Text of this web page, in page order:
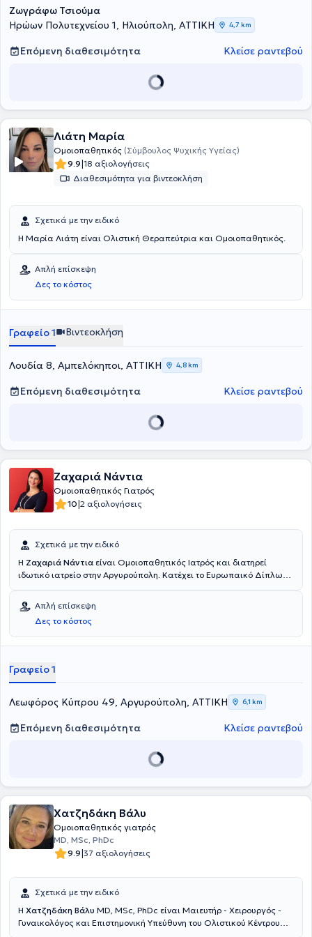
Πανεπιστημίου Αθηνών. Τέλος, έχει παρακολουθήσει το πρόγραμμα
εκπαίδευσης στην Κλασική Ομοιοπαθητική και έχει λάβει, κατόπιν
εξετάσεων, το αντίστοιχο δίπλωμα της Ελληνικής Εταιρείας
Ομοιοπαθητικής Ιατρικής.
Ζωγράφω Τσιούμα
Ηρώων Πολυτεχνείου 1, Ηλιούπολη, ΑΤΤΙΚΗ
4,7 km
Επόμενη διαθεσιμότητα Κλείσε ραντεβού
Λιάτη Μαρία
Ομοιοπαθητικός (Σύμβουλος Ψυχικής Υγείας)
9.9|18 αξιολογήσεις
Διαθεσιμότητα για βιντεοκλήση
Σχετικά με την ειδικό
Η Μαρία Λιάτη είναι Ολιστική Θεραπεύτρια και Ομοιοπαθητικός.
Απλή επίσκεψη
Δες το κόστος
Γραφείο 1 Βιντεοκλήση
Λουδία 8, Αμπελόκηποι, ΑΤΤΙΚΗ 4,8 km
Επόμενη διαθεσιμότητα Κλείσε ραντεβού
Ζαχαριά Νάντια
Ομοιοπαθητικός Γιατρός
10|2 αξιολογήσεις
Σχετικά με την ειδικό
Η Ζαχαριά Νάντια είναι Ομοιοπαθητικός Ιατρός και διατηρεί
ιδωτικό ιατρείο στην Αργυρούπολη. Κατέχει το Ευρωπαικό Δίπλωμα
Οδοντιατρικής Σχολής του Εθνικού και Καποδιστριακού
Πανεπιστημίου Αθηνών. Είναι μέλος της Παγκόσμιας
Ομοιοπαθητικής Ιατρικής Εταιρείας, της Ευρωπαϊκής Επιτροπής
για την Ομοιοπαθητική και του Οδοντιατρικού Συλλόγου Αθηνών.
της ποιότητας και των συνθηκών ζωής.
Απλή επίσκεψη
Δες το κόστος
Γραφείο 1
Λεωφόρος Κύπρου 49, Αργυρούπολη, ΑΤΤΙΚΗ 6,1 km
Επόμενη διαθεσιμότητα Κλείσε ραντεβού
Χατζηδάκη Βάλυ
Ομοιοπαθητικός γιατρός
MD, MSc, PhDc
9.9|37 αξιολογήσεις
Σχετικά με την ειδικό
Η Χατζηδάκη Βάλυ MD, MSc, PhDc είναι Μαιευτήρ - Χειρουργός -
Γυναικολόγος και Επιστημονική Υπεύθυνη του Ολιστικού Κέντρου